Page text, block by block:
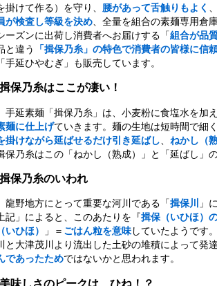
掛けて作る）を守り、 腰があって舌触りもよく
が検査し等級を決め 、全量を組合の素麺専用倉
ーズンに出荷し消費者へお届けする「組合が品
と違う
「揖保乃糸」の特色で消費者の皆様に信
手延ひやむぎ」も販売しています。
保乃糸はここが凄い！
手延素麺「揖保乃糸」は、小麦粉に食塩水を加
麺に仕上げていきます。麺の生地は短時間で細
掛けながら延ばせるだけ引き延ばし
ねかし（
保乃糸はこの「ねかし（熟成）」と「延ばし」
保乃糸のいわれ
龍野地方にとって重要な河川である「揖保川
」
記」によると、このあたりを『揖保（いひほ）
いひほ）
」＝ ごはん粒を意味していたようです
と大津茂川より流出した土砂の堆積によって発
であったためではないかと思われます。
味しさのピークは、ひね！？